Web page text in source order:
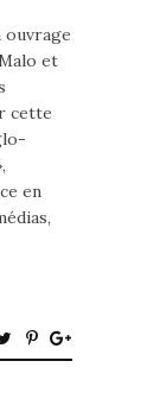
ouvrage
et
cette
en